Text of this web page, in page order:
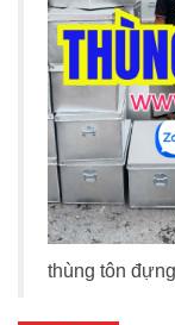
thùng tôn